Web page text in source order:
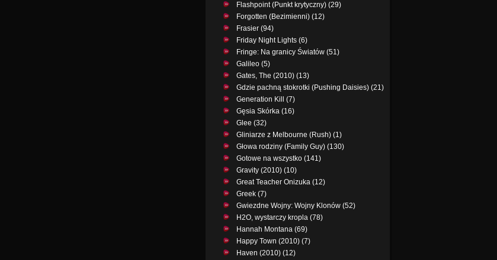
Flashpoint (Punkt krytyczny) (29)
Forgotten (Bezimienni) (12)
Frasier (94)
Friday Night Lights (6)
Fringe: Na granicy Światów (51)
Galileo (5)
Gates, The (2010) (13)
Gdzie pachną stokrotki (Pushing Daisies) (21)
Generation Kill (7)
Gęsia Skórka (16)
Glee (32)
Gliniarze z Melbourne (Rush) (1)
Głowa rodziny (Family Guy) (130)
Gotowe na wszystko (141)
Gravity (2010) (10)
Great Teacher Onizuka (12)
Greek (7)
Gwiezdne Wojny: Wojny Klonów (52)
H2O, wystarczy kropla (78)
Hannah Montana (69)
Happy Town (2010) (7)
Haven (2010) (12)